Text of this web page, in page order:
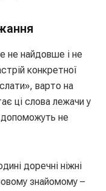
не найдовше і не
конкретної
варто на
ці слова лежачи у
допоможуть не
доречні ніжні
знайомому –